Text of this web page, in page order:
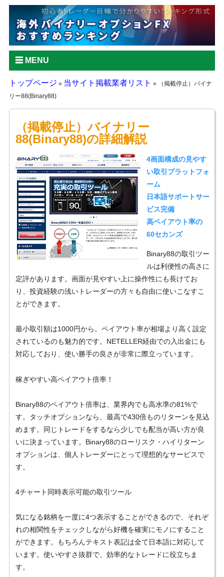
MENU
トップページ » 当サイト掲載業者リスト »
（掲載停止）バイナ
リー88(Binary88)
（掲載停止）バイナリー
88(Binary88)の詳細解説
4画面構成の見やす
い取引プラットフォ
ーム
日本語サポートサー
ビス完備
高ペイアウト率の
60セカンズ
Binary88の取引ツー
ルは利便性の高さに
定評があります。画面が見やすい上に操作性にも長けてお
り、投資経験の浅いトレーダーの方々も自由に使いこなすこ
とができます。
最小取引額は1000円から。ペイアウト率が相場より高く設定
されているのも魅力的です。NETELLER経由での入出金にも
対応しており、使い勝手の良さが非常に際立っています。
稼ぎやすい高ペイアウト倍率！
Binary88のペイアウト倍率は、業界内でも高水準の81%で
す。タッチオプションなら、最高で430倍ものリターンを見込
めます。同じトレードをするなら少しでも配当が高い方が良
いに決まっています。Binary88のローリスク・ハイリターン
オプションは、個人トレーダーにとって理想的なサービスで
す。
4チャート同時表示可能の取引ツール
気になる銘柄を一度に4つ表示することができるので、それぞ
れの相関性をチェックしながら好機を確実にモノにすること
ができます。もちろんテキスト表記は全て日本語に対応して
います。使いやすさ抜群で、効率的なトレードに役立ちま
す。